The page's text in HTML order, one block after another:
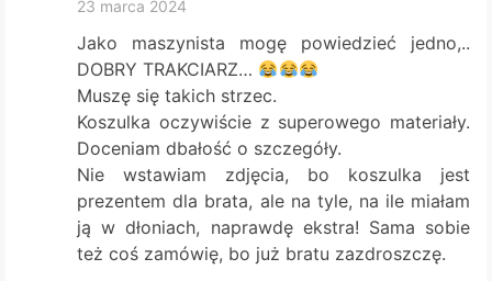
23 marca 2024
Jako maszynista mogę powiedzieć jedno,..
DOBRY TRAKCIARZ…
Muszę się takich strzec.
Koszulka oczywiście z superowego materiały.
Doceniam dbałość o szczegóły.
Nie wstawiam zdjęcia, bo koszulka jest
prezentem dla brata, ale na tyle, na ile miałam
ją w dłoniach, naprawdę ekstra! Sama sobie
też coś zamówię, bo już bratu zazdroszczę.